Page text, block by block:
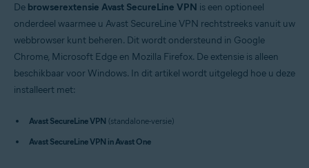
Avast SecureLine VPN
Besturingssystemen:
Windows
De browserextensie Avast SecureLine VPN is een optioneel
onderdeel waarmee u Avast SecureLine VPN rechtstreeks vanuit uw
webbrowser kunt beheren. Dit wordt ondersteund in Google
Chrome, Microsoft Edge en Mozilla Firefox. De extensie is alleen
beschikbaar voor Windows. In dit artikel wordt uitgelegd hoe u deze
installeert met:
Avast SecureLine VPN (standalone-versie)
Avast SecureLine VPN in Avast One